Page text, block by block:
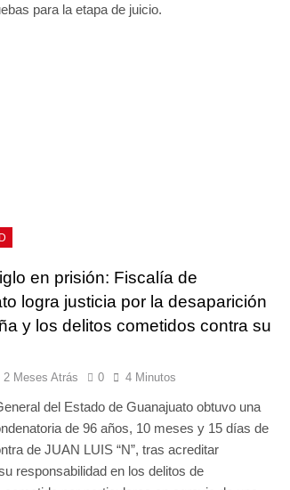
para la etapa de juicio.
en prisión: Fiscalía de
logra justicia por la desaparición
y los delitos cometidos contra su
2 Meses Atrás 0 4 Minutos
del Estado de Guanajuato obtuvo una
de 96 años, 10 meses y 15 días de
de JUAN LUIS “N”, tras acreditar
responsabilidad en los delitos de